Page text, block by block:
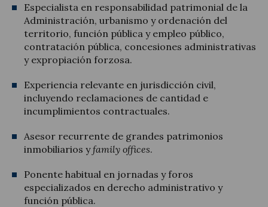
Especialista en responsabilidad patrimonial de la
Administración, urbanismo y ordenación del
territorio, función pública y empleo público,
contratación pública, concesiones administrativas
y expropiación forzosa.
Experiencia relevante en jurisdicción civil,
incluyendo reclamaciones de cantidad e
incumplimientos contractuales.
Asesor recurrente de grandes patrimonios
inmobiliarios yfamily offices.
Ponente habitual en jornadas y foros
especializados en derecho administrativo y
función pública.